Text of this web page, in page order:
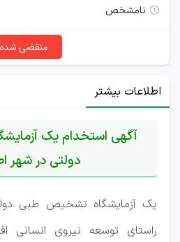
نامشخص
منقضی شده
اطلاعات بیشتر
آگهی استخدام یک
دولتی در شهر
یک آزمایشگاه تشخیص طبی
راستای توسعه نیروی انسانی